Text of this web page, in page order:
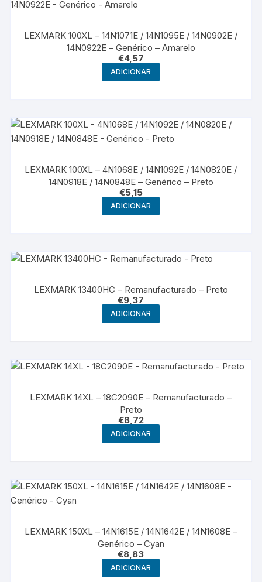
LEXMARK 100XL – 14N1071E / 14N1095E / 14N0902E /
14N0922E – Genérico – Amarelo
€4,57
ADICIONAR
LEXMARK 100XL – 4N1068E / 14N1092E / 14N0820E /
14N0918E / 14N0848E – Genérico – Preto
€5,15
ADICIONAR
LEXMARK 13400HC – Remanufacturado – Preto
€9,37
ADICIONAR
LEXMARK 14XL – 18C2090E – Remanufacturado –
Preto
€8,72
ADICIONAR
LEXMARK 150XL – 14N1615E / 14N1642E / 14N1608E –
Genérico – Cyan
€8,83
ADICIONAR